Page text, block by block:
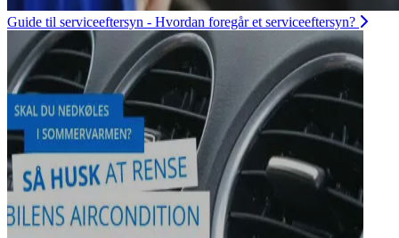
Guide til serviceeftersyn - Hvordan foregår et serviceeftersyn?